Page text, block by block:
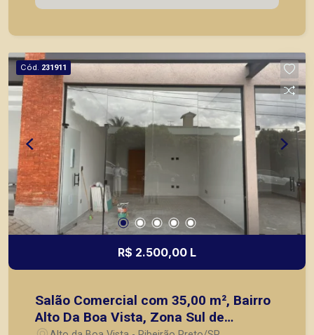
em locação, vendas de imóveis prontos, usados
Cód. 231911
R$ 2.500,00 L
Salão Comercial com 35,00 m², Bairro
Alto Da Boa Vista, Zona Sul de